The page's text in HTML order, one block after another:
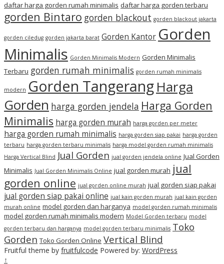
daftar harga gorden rumah minimalis daftar harga gorden terbaru
gorden Bintaro gorden blackout gorden blackout jakarta
gorden ciledug gorden jakarta barat Gorden Kantor Gorden
Minimalis Gorden Minimalis Modern Gorden Minimalis
Terbaru gorden rumah minimalis gorden rumah minimalis
modern Gorden TangerangHarga
Gorden harga gorden jendela Harga Gorden
Minimalis harga gorden murah harga gorden per meter
harga gorden rumah minimalis harga gorden siap pakai harga gorden
terbaru harga gorden terbaru minimalis harga model gorden rumah minimalis
Harga Vertical Blind Jual Gorden jual gorden jendela online Jual Gorden
Minimalis Jual Gorden Minimalis Online jual gorden murah jual
gorden online jual gorden online murah jual gorden siap pakai
jual gorden siap pakai online jual kain gorden murah jual kain gorden
murah online model gorden dan harganya model gorden rumah minimalis
model gorden rumah minimalis modern Model Gorden terbaru model
gorden terbaru dan harganya model gorden terbaru minimalis Toko
Gorden Toko Gorden Online Vertical Blind
Fruitful theme by fruitfulcode Powered by: WordPress
↑